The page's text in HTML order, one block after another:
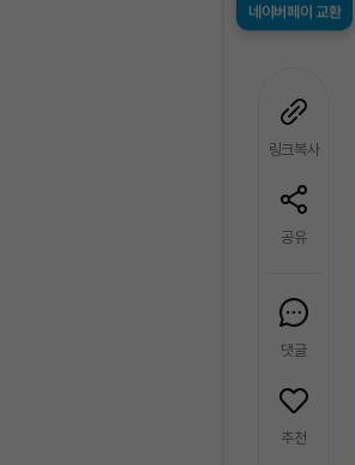
네이버페이 교환
링크복사
공유
댓글
추천